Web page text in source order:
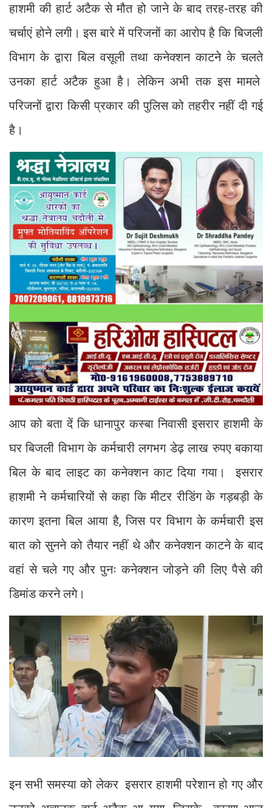
हाशमी की हार्ट अटैक से मौत हो जाने के बाद तरह-तरह की
चर्चाएं होने लगी। इस बारे में परिजनों का आरोप है कि बिजली
विभाग के द्वारा बिल वसूली तथा कनेक्शन काटने के चलते
उनका हार्ट अटैक हुआ है। लेकिन अभी तक इस मामले
परिजनों द्वारा किसी प्रकार की पुलिस को तहरीर नहीं दी गई
है।
आप को बता दें कि धानापुर कस्बा निवासी इसरार हाशमी के
घर बिजली विभाग के कर्मचारी लगभग डेढ़ लाख रुपए बकाया
बिल के बाद लाइट का कनेक्शन काट दिया गया। इसरार
हाशमी ने कर्मचारियों से कहा कि मीटर रीडिंग के गड़बड़ी के
कारण इतना बिल आया है, जिस पर विभाग के कर्मचारी इस
बात को सुनने को तैयार नहीं थे और कनेक्शन काटने के बाद
वहां से चले गए और पुनः कनेक्शन जोड़ने की लिए पैसे की
डिमांड करने लगे।
इन सभी समस्या को लेकर इसरार हाशमी परेशान हो गए और